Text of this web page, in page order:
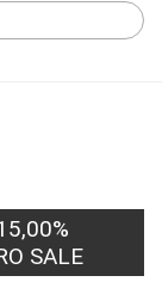
SALE